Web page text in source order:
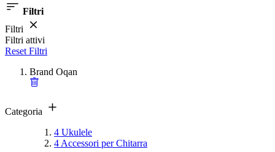
Filtri
Filtri
Filtri attivi
Reset Filtri
Brand Oqan
Categoria
4 Ukulele
4 Accessori per Chitarra